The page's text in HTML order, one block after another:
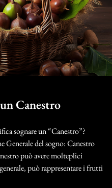
Canestro
sognare un “Canestro”?
Generale del sogno: Canestro
può avere molteplici
può rappresentare i frutti